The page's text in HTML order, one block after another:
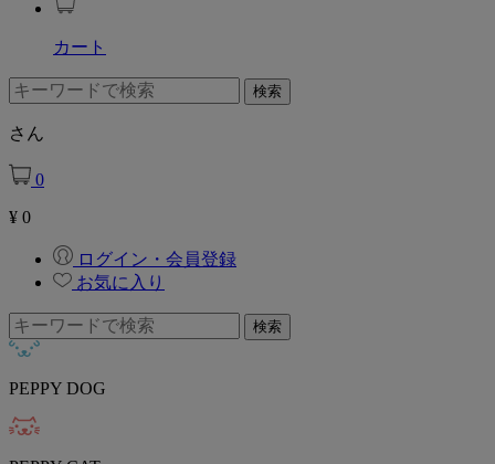
カート
さん
0
¥ 0
ログイン・会員登録
お気に入り
PEPPY DOG